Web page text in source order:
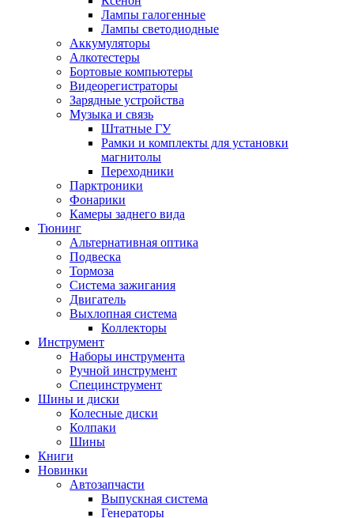
Лампы галогенные
Лампы светодиодные
Аккумуляторы
Алкотестеры
Бортовые компьютеры
Видеорегистраторы
Зарядные устройства
Музыка и связь
Штатные ГУ
Рамки и комплекты для установки
магнитолы
Переходники
Парктроники
Фонарики
Камеры заднего вида
Тюнинг
Альтернативная оптика
Подвеска
Тормоза
Система зажигания
Двигатель
Выхлопная система
Коллекторы
Инструмент
Наборы инструмента
Ручной инструмент
Специнструмент
Шины и диски
Колесные диски
Колпаки
Шины
Книги
Новинки
Автозапчасти
Выпускная система
Генераторы